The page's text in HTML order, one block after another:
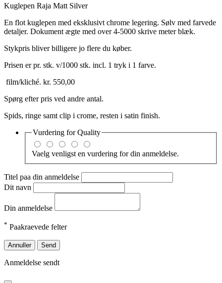
Kuglepen Raja Matt Silver
En flot kuglepen med eksklusivt chrome legering. Sølv med farvede
detaljer. Dokument ægte med over 4-5000 skrive meter blæk.
Stykpris bliver billigere jo flere du køber.
Prisen er pr. stk. v/1000 stk. incl. 1 tryk i 1 farve.
film/kliché. kr. 550,00
Spørg efter pris ved andre antal.
Spids, ringe samt clip i crome, resten i satin finish.
Vurdering forQuality
Vaelg venligst en vurdering for din anmeldelse.
Titel paa din anmeldelse
Dit navn
Din anmeldelse
* Paakraevede felter
Annuller Send
Anmeldelse sendt